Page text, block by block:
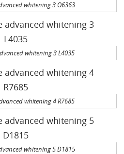
whitening 3 O6363
whitening 3 L4035
whitening 4 R7685
whitening 5 D1815